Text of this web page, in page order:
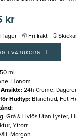
kr
lager Fri frakt
I VARUKORG +
50 ml
Honom
Ansikte: 24h Creme,
för Hudtyp: Blandhud, Fet
:
Grå & Livlös Utan Lyster,
Yttorr
Morgon